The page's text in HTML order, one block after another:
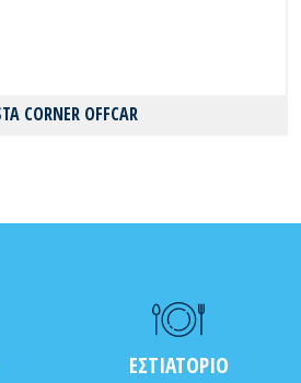
CORNER OFFCAR
ΕΣΤΙΑΤΟΡΙΟ